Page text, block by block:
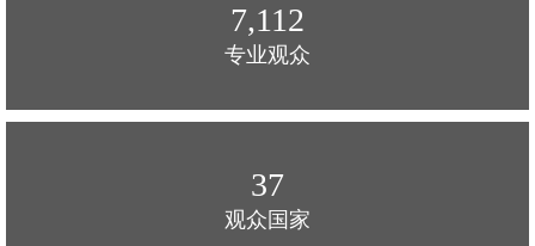
7,128
专业观众
37
观众国家